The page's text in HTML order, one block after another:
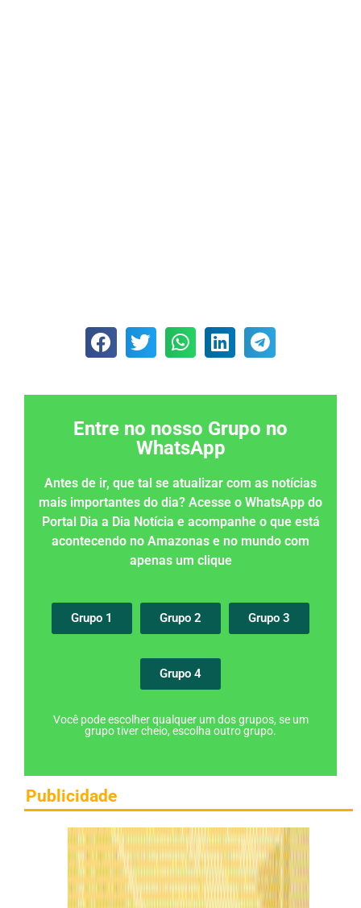
Entre no nosso Grupo no
WhatsApp
Antes de ir, que tal se atualizar com as notícias
mais importantes do dia? Acesse o WhatsApp do
Portal Dia a Dia Notícia e acompanhe o que está
acontecendo no Amazonas e no mundo com
apenas um clique
Grupo 1 Grupo 2 Grupo 3
Grupo 4
Você pode escolher qualquer um dos grupos, se um
grupo tiver cheio, escolha outro grupo.
Publicidade